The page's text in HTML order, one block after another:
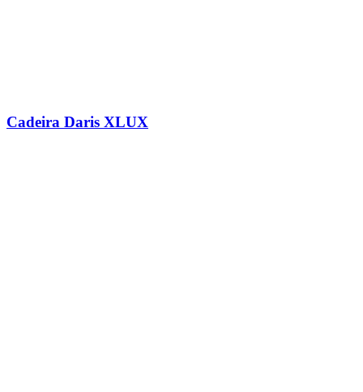
Cadeira Daris XLUX